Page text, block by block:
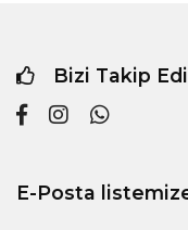
Bizi Takip
E-Posta